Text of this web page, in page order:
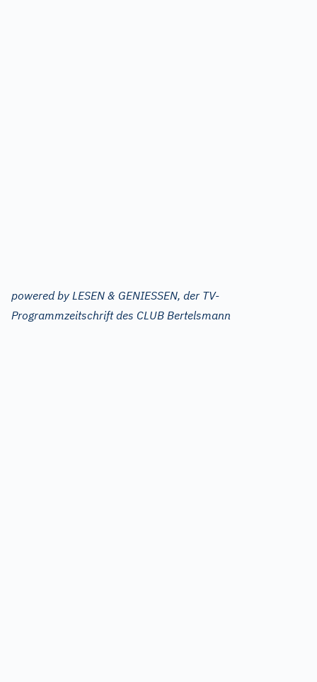
powered by LESEN & GENIESSEN, der TV-
Programmzeitschrift des CLUB Bertelsmann